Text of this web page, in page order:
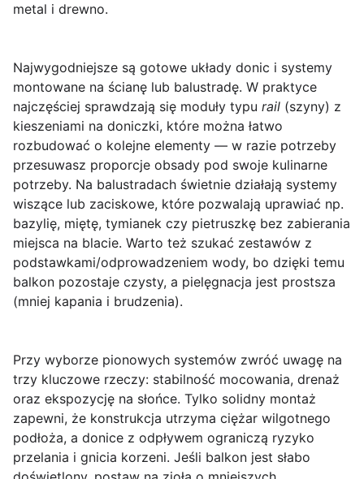
metal i drewno.
Najwygodniejsze są gotowe układy donic i systemy
montowane na ścianę lub balustradę. W praktyce
najczęściej sprawdzają się moduły typu rail (szyny) z
kieszeniami na doniczki, które można łatwo
rozbudować o kolejne elementy — w razie potrzeby
przesuwasz proporcje obsady pod swoje kulinarne
potrzeby. Na balustradach świetnie działają systemy
wiszące lub zaciskowe, które pozwalają uprawiać np.
bazylię, miętę, tymianek czy pietruszkę bez zabierania
miejsca na blacie. Warto też szukać zestawów z
podstawkami/odprowadzeniem wody, bo dzięki temu
balkon pozostaje czysty, a pielęgnacja jest prostsza
(mniej kapania i brudzenia).
Przy wyborze pionowych systemów zwróć uwagę na
trzy kluczowe rzeczy: stabilność mocowania, drenaż
oraz ekspozycję na słońce. Tylko solidny montaż
zapewni, że konstrukcja utrzyma ciężar wilgotnego
podłoża, a donice z odpływem ograniczą ryzyko
przelania i gnicia korzeni. Jeśli balkon jest słabo